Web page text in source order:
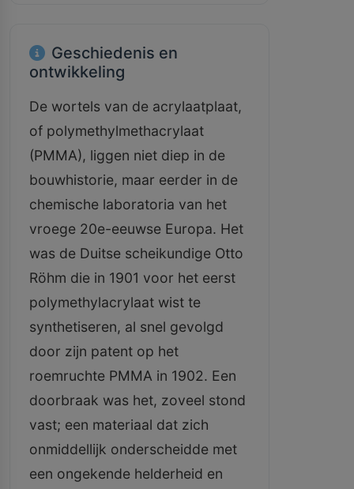
Geschiedenis en
ontwikkeling
De wortels van de acrylaatplaat,
of polymethylmethacrylaat
(PMMA), liggen niet diep in de
bouwhistorie, maar eerder in de
chemische laboratoria van het
vroege 20e-eeuwse Europa. Het
was de Duitse scheikundige Otto
Röhm die in 1901 voor het eerst
polymethylacrylaat wist te
synthetiseren, al snel gevolgd
door zijn patent op het
roemruchte PMMA in 1902. Een
doorbraak was het, zoveel stond
vast; een materiaal dat zich
onmiddellijk onderscheidde met
een ongekende helderheid en